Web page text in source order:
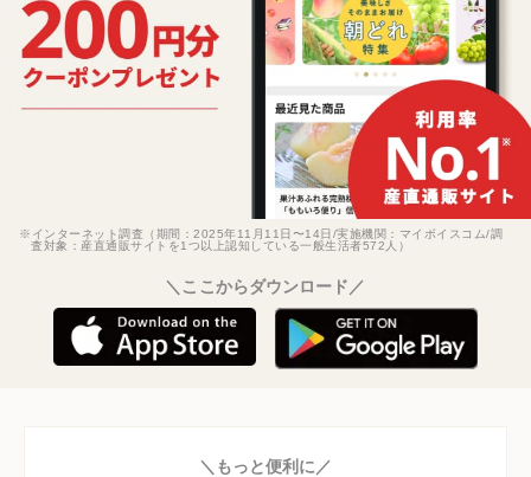
※インターネット調査（期間：2025年11月11日〜14日/実施機関：マイボイスコム/調
査対象：産直通販サイトを1つ以上認知している一般生活者572人）
＼ここからダウンロード／
＼もっと便利に／